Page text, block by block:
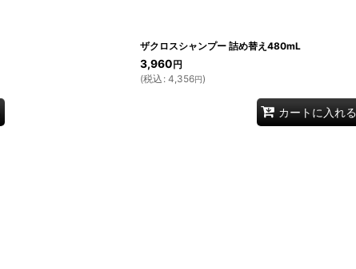
ザクロスシャンプー 詰め替え480mL
3,960 円
(税込 : 4,356円)
カートに入れる